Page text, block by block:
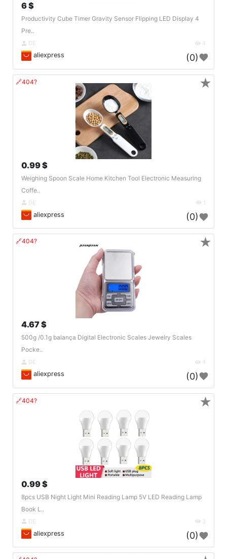
6 $
Productivity Cube Timer Gravity Sensor Flipping LED Display 4
Pre..
DE 4
aliexpress (0)
🔗404?
0.99 $
Weighing Spoon Scale Home Kitchen Tool Electronic Measuring
Coffe..
DE 1
aliexpress (0)
★
🔗404?
4.67 $
500g /0.1g balança Digital Electronic Scales Jewelry Scales
Pocke..
DE 4
aliexpress (0)
★
🔗404?
0.99 $
8pcs USB Night Light Mini Reading Lamp 5V LED Reading Lamp
Book L..
DE 3
aliexpress (0)
★